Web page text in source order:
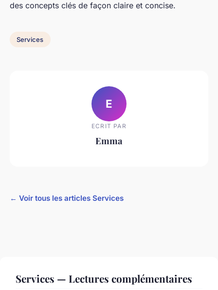
des concepts clés de façon claire et concise.
Services
E
ECRIT PAR
Emma
← Voir tous les articles Services
Services — Lectures complémentaires